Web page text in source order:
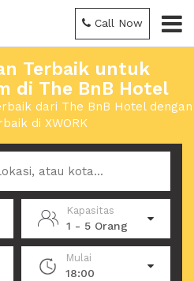
Call Now
Terbaik untuk
di The BnB Hotel
dari The BnB Hotel dengan
di XWORK
Kapasitas
1 - 5 Orang
Mulai
18:00